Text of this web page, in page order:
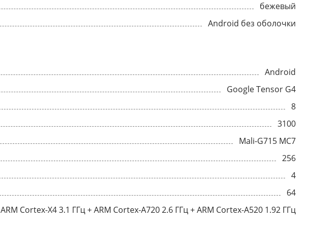
бежевый
Android без оболочки
Android
Google Tensor G4
8
3100
Mali-G715 MC7
256
4
64
ARM Cortex-X4 3.1 ГГц + ARM Cortex-A720 2.6 ГГц + ARM Cortex-A520 1.92 ГГц